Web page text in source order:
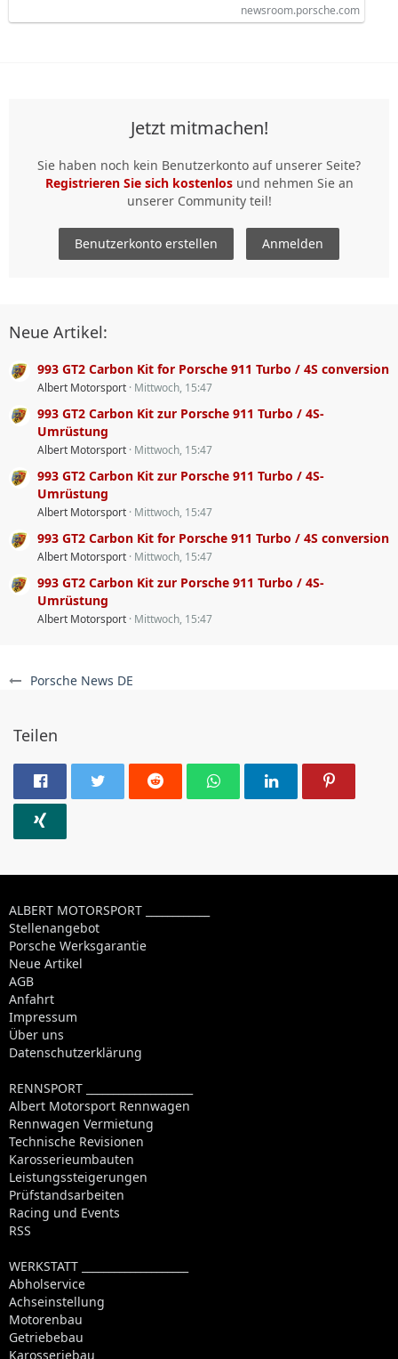
Porsche News DE
newsroom.porsche.com
Jetzt mitmachen!
Sie haben noch kein Benutzerkonto auf unserer Seite?
Registrieren Sie sich kostenlosund nehmen Sie an
unserer Community teil!
Benutzerkonto erstellen Anmelden
Neue Artikel:
993 GT2 Carbon Kit for Porsche 911 Turbo / 4S conversion
Albert Motorsport Mittwoch, 15:47
993 GT2 Carbon Kit zur Porsche 911 Turbo / 4S-
Umrüstung
Albert Motorsport Mittwoch, 15:47
993 GT2 Carbon Kit zur Porsche 911 Turbo / 4S-
Umrüstung
Albert Motorsport Mittwoch, 15:47
993 GT2 Carbon Kit for Porsche 911 Turbo / 4S conversion
Albert Motorsport Mittwoch, 15:47
993 GT2 Carbon Kit zur Porsche 911 Turbo / 4S-
Umrüstung
Albert Motorsport Mittwoch, 15:47
Teilen
ALBERT MOTORSPORT ____________
Stellenangebot
Porsche Werksgarantie
Neue Artikel
AGB
Anfahrt
Impressum
Über uns
Datenschutzerklärung
RENNSPORT ____________________
Albert Motorsport Rennwagen
Rennwagen Vermietung
Technische Revisionen
Karosserieumbauten
Leistungssteigerungen
Prüfstandsarbeiten
Racing und Events
RSS
WERKSTATT ____________________
Abholservice
Achseinstellung
Motorenbau
Getriebebau
Karosseriebau